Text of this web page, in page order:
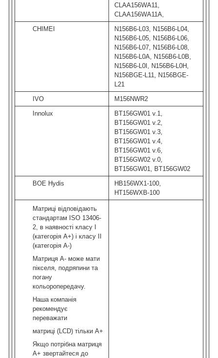
CLAA156WA11,
CLAA156WA11A,
CHIMEI
N156B6-L03, N156B6-L04,
N156B6-L05, N156B6-L06,
N156B6-L07, N156B6-L08,
N156B6-L0A, N156B6-L0B,
N156B6-L0I, N156B6-L0H,
N156BGE-L11, N156BGE-
L21
IVO
M156NWR2
Innolux
BT156GW01 v.1,
BT156GW01 v.2,
BT156GW01 v.3,
BT156GW01 v.4,
BT156GW01 v.6,
BT156GW02 v.0,
BT156GW01, BT156GW02
BOE Hydis
HB156WX1-100,
HT156WXB-100
Матриці відповідають
стандартам ISO 13406-
2, в наявності класу I
(категорія А+) і класу II
(категорія А-)
Матриця А- може мати
пікселя, подряпини та
погану
кольоропередачу.
Наша компанія
рекомендує
переважати
матриці (LCD) тільки А+
Якщо потрібна матриця
А+ звертайтеся до